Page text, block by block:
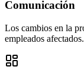
Comunicación
Los cambios en la
empleados afectados.